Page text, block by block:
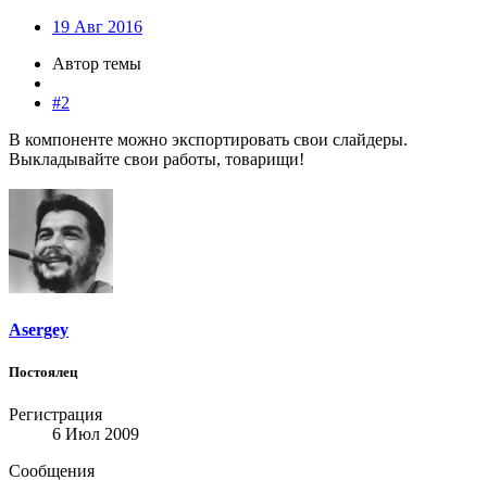
19 Авг 2016
Автор темы
#2
В компоненте можно экспортировать свои слайдеры.
Выкладывайте свои работы, товарищи!
Asergey
Постоялец
Регистрация
6 Июл 2009
Сообщения